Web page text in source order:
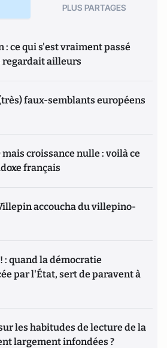
PLUS PARTAGES
: ce qui s'est vraiment passé
regardait ailleurs
faux-semblants européens
mais croissance nulle : voilà ce
français
accoucha du villepino-
: quand la démocratie
par l'État, sert de paravent à
les habitudes de lecture de la
largement infondées ?